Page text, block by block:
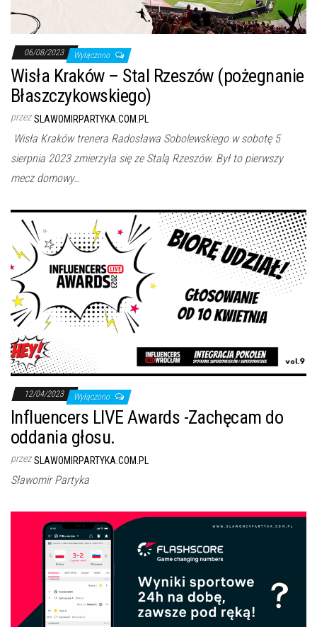
06/08/2023 Wyłączono
Wisła Kraków – Stal Rzeszów (pożegnanie
Błaszczykowskiego)
przez SLAWOMIRPARTYKA.COM.PL
Wisła Kraków trenera Radosława Sobolewskiego w sobotę 5
sierpnia 2023 zmierzyła się ze Stalą Rzeszów. Był to pierwszy
mecz domowy…
12/04/2023 Wyłączono
Influencers LIVE Awards -Zachęcam do
oddania głosu.
przez SLAWOMIRPARTYKA.COM.PL
Sławomir Partyka